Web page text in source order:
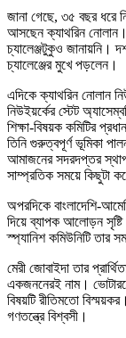
জানা গেছে, ৩৫ বছর ধরে
আসছেন ক্যাথরিন নোলান।
চ্যালেঞ্জটুকুও জানায়নি।
চ্যালেঞ্জের মুখে পড়লেন।
এদিকে ক্যাথরিন নোলান
নিউইয়র্কের স্টেট
শিক্ষা-বিষয়ক কমিটির
তিনি গুরুত্বপূর্ণ ভূমিকা
আমাজনের সদরদপ্তর
সাম্প্রতিক সময়ে কিছুটা
অপরদিকে বাংলাদেশি-
দিয়ে ব্যাপক আলোড়ন সৃষ্টি
স্প্যানিশ কমিউনিটি তার
মেরী জোবাইদা তার
একজননেরই নাম।
বিষয়টি রীতিমতো
গণতন্ত্রে বিশ্বসী।